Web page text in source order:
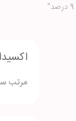
اکسیدان
مرتب